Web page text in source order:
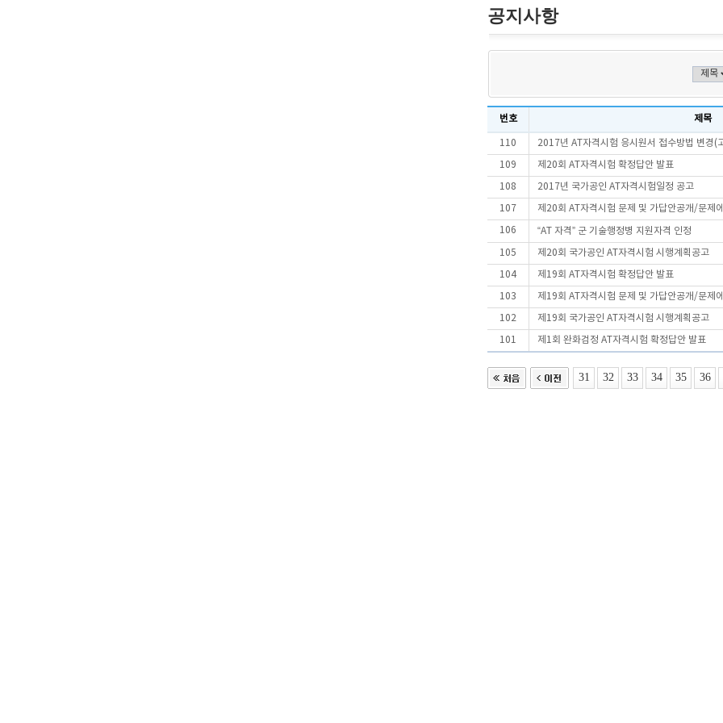
공지사항
번호 제목
110 2017년 AT자격시험 응시원서 접수방법 변경(
109 제20회 AT자격시험 확정답안 발표
108 2017년 국가공인 AT자격시험일정 공고
107 제20회 AT자격시험 문제 및 가답안공개/문제
106 “AT 자격” 군 기술행정병 지원자격 인정
105 제20회 국가공인 AT자격시험 시행계획공고
104 제19회 AT자격시험 확정답안 발표
103 제19회 AT자격시험 문제 및 가답안공개/문제
102 제19회 국가공인 AT자격시험 시행계획공고
101 제1회 완화검정 AT자격시험 확정답안 발표
31 32 33 34 35 36